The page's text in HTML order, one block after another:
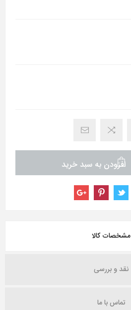
افزودن به سبد خرید
مشخصات کالا
نقد و بررسی
تماس با ما